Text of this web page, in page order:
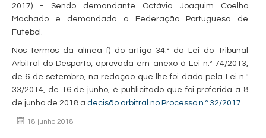
2017) - Sendo demandante Octávio Joaquim Coelho
Machado e demandada a Federação Portuguesa de
Futebol.
Nos termos da alínea f) do artigo 34.º da Lei do Tribunal
Arbitral do Desporto, aprovada em anexo à Lei n.º 74/2013,
de 6 de setembro, na redação que lhe foi dada pela Lei n.º
33/2014, de 16 de junho, é publicitado que foi proferida a 8
de junho de 2018 a decisão arbitral no Processo n.º 32/2017.
18 junho 2018